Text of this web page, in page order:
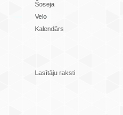
Šoseja
Velo
Kalendārs
Lasītāju raksti